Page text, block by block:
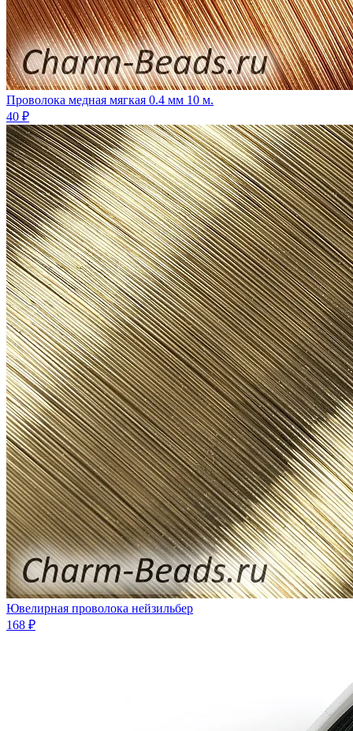
Проволока медная мягкая 0.4 мм 10 м.
40 ₽
Ювелирная проволока нейзильбер
168 ₽